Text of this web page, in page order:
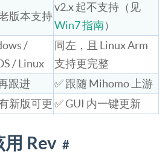
版本支持
v2.x 起不支持（见
Win7 指南）
/
/ Linux
同左，且 Linux Arm
支持更完整
跟进
✅ 跟随 Mihomo 上游
新版可更✅ GUI 内一键更新
Rev #